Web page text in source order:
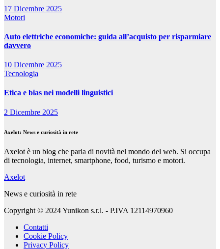
17 Dicembre 2025
Motori
Auto elettriche economiche: guida all’acquisto per risparmiare
davvero
10 Dicembre 2025
Tecnologia
Etica e bias nei modelli linguistici
2 Dicembre 2025
Axelot: News e curiosità in rete
Axelot è un blog che parla di novità nel mondo del web. Si occupa
di tecnologia, internet, smartphone, food, turismo e motori.
Axelot
News e curiosità in rete
Copyright © 2024 Yunikon s.r.l. - P.IVA 12114970960
Contatti
Cookie Policy
Privacy Policy